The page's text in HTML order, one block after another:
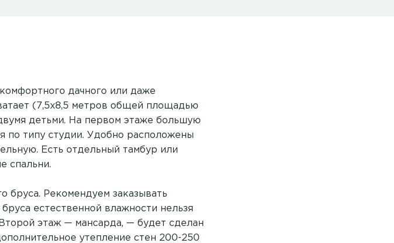
дачного или даже
(7,5х8,5 метров общей площадью
детьми. На первом этаже большую
по типу студии. Удобно расположены
Есть отдельный тамбур или
спальни.
бруса. Рекомендуем заказывать
естественной влажности нельзя
этаж — мансарда, — будет сделан
утепление стен 200-250